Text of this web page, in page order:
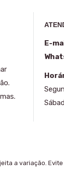
E-
a variação.